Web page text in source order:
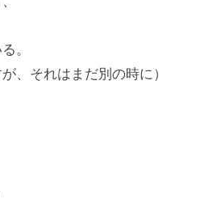
。
、それはまだ別の時に）